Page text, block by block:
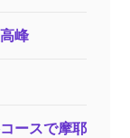
峰
ースで摩耶